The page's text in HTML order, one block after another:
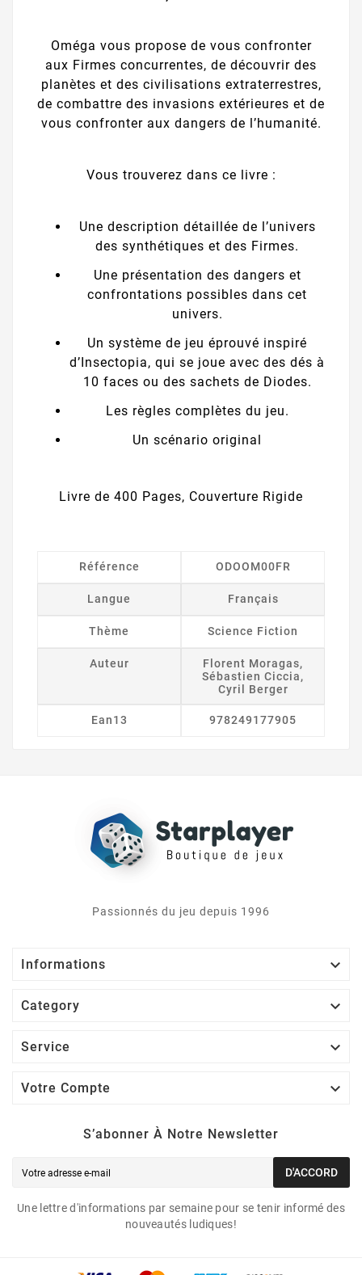
Oméga vous propose de vous confronter
aux Firmes concurrentes, de découvrir des
planètes et des civilisations extraterrestres,
de combattre des invasions extérieures et de
vous confronter aux dangers de l’humanité.
Vous trouverez dans ce livre :
Une description détaillée de l’univers
des synthétiques et des Firmes.
Une présentation des dangers et
confrontations possibles dans cet
univers.
Un système de jeu éprouvé inspiré
d’Insectopia, qui se joue avec des dés à
10 faces ou des sachets de Diodes.
Les règles complètes du jeu.
Un scénario original
Livre de 400 Pages, Couverture Rigide
Référence ODOOM00FR
Langue Français
Thème Science Fiction
Auteur
Florent Moragas,
Sébastien Ciccia,
Cyril Berger
Ean13 978249177905
Passionnés du jeu depuis 1996
Informations 
Category 
Service 
Votre Compte 
S’abonner À Notre Newsletter
D'ACCORD
Une lettre d'informations par semaine pour se tenir informé des
nouveautés ludiques!